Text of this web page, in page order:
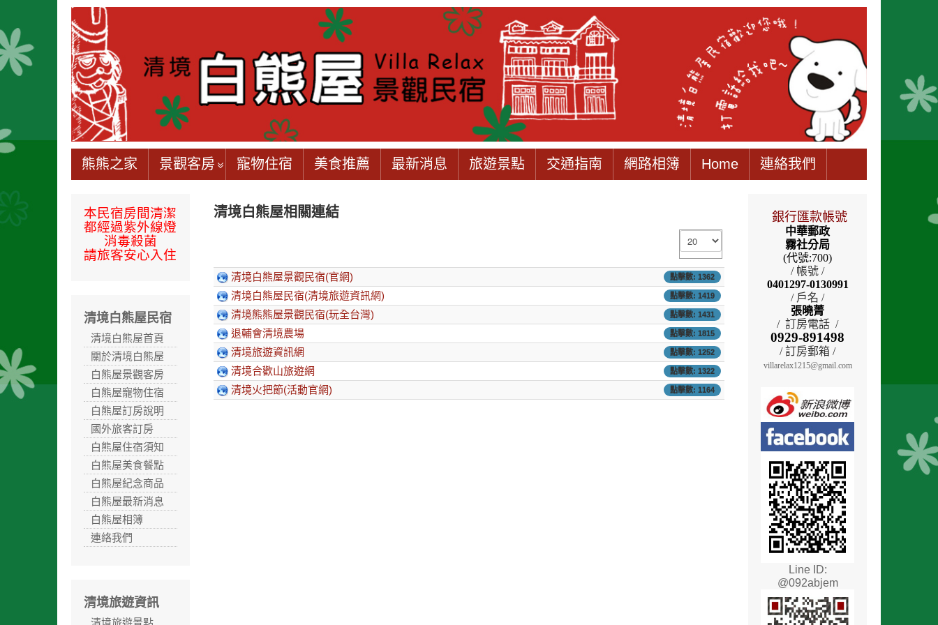
熊熊之家 景觀客房 寵物住宿 美食推薦 最新消息 旅遊景點 交通指南 網路相簿 Home 連絡我們
本民宿房間清潔
都經過紫外線燈
消毒殺菌
請旅客安心入住
清境白熊屋民宿
清境白熊屋首頁
關於清境白熊屋
白熊屋景觀客房
白熊屋寵物住宿
白熊屋訂房說明
國外旅客訂房
白熊屋住宿須知
白熊屋美食餐點
白熊屋紀念商品
白熊屋最新消息
白熊屋相簿
連絡我們
清境旅遊資訊
清境白熊屋相關連結
顯示數目
點擊數: 1362
清境白熊屋景觀民宿(官網)
點擊數: 1419
清境白熊屋民宿(清境旅遊資訊網)
點擊數: 1431
清境熊熊屋景觀民宿(玩全台灣)
點擊數: 1815
退輔會清境農場
點擊數: 1252
清境旅遊資訊網
點擊數: 1322
清境合歡山旅遊網
點擊數: 1164
清境火把節(活動官網)
銀行匯款帳號
中華郵政
霧社分局
(代號:700)
/ 帳號 /
0401297-0130991
/ 戶名 /
張曉菁
/ 訂房電話 /
0929-891498
/ 訂房郵箱 /
villarelax1215@gmail.com
Line ID:
@092abjem